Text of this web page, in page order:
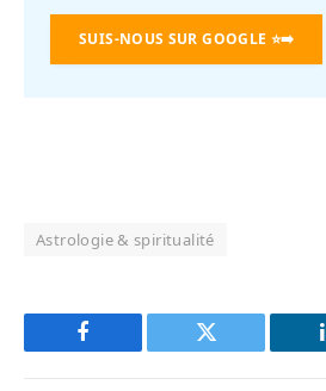
SUIS-NOUS SUR GOOGLE ⭐➡️
Astrologie & spiritualité
Facebook Twitter